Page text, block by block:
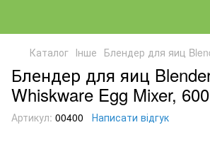
Каталог Інше Блендер для яиц
Блендер для яиц
Whiskware Egg Mixer,
Артикул: 00400 Написати відгук